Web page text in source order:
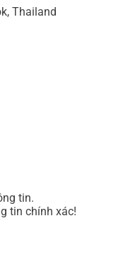
Thailand
tin.
tin chính xác!